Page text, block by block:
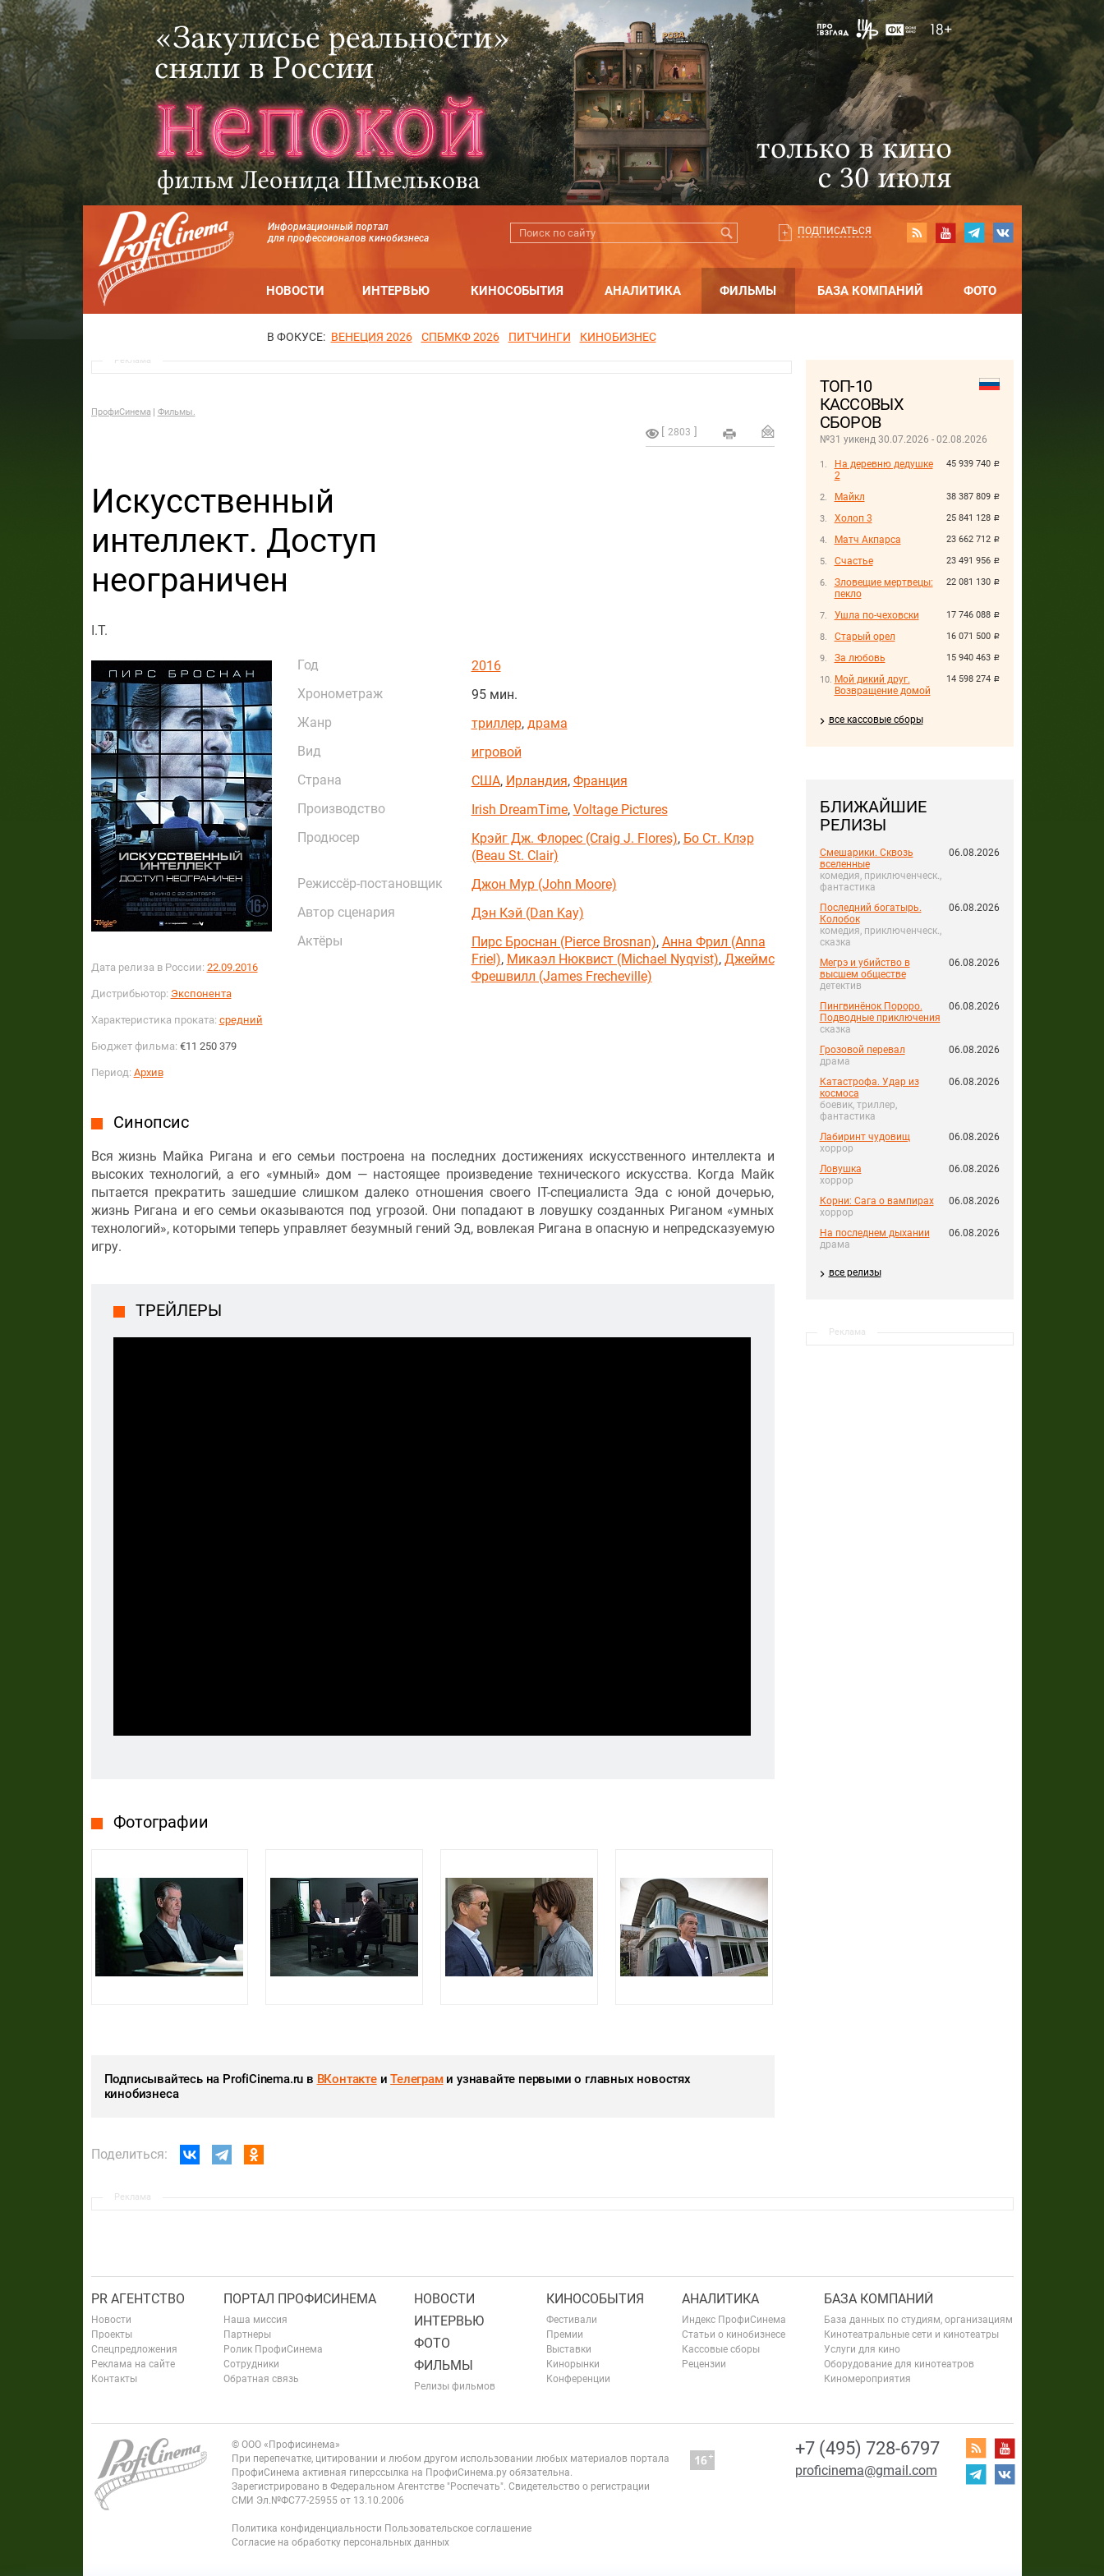
Информационный портал
для профессионалов кинобизнеса
ПОДПИСАТЬСЯ
НОВОСТИ ИНТЕРВЬЮ КИНОСОБЫТИЯ АНАЛИТИКА ФИЛЬМЫ БАЗА КОМПАНИЙ ФОТО
В ФОКУСЕ: ВЕНЕЦИЯ 2026 СПБМКФ 2026 ПИТЧИНГИ КИНОБИЗНЕС
ТОП-10
КАССОВЫХ
СБОРОВ
№31 уикенд 30.07.2026 - 02.08.2026
45 939 740 руб.
На деревню дедушке
2
38 387 809 руб.
Майкл
25 841 128 руб.
Холоп 3
23 662 712 руб.
Матч Акпарса
23 491 956 руб.
Счастье
22 081 130 руб.
Зловещие мертвецы:
пекло
17 746 088 руб.
Ушла по-чеховски
16 071 500 руб.
Старый орел
15 940 463 руб.
За любовь
14 598 274 руб.
Мой дикий друг.
Возвращение домой
все кассовые сборы
БЛИЖАЙШИЕ
РЕЛИЗЫ
Смешарики. Сквозь
вселенные
комедия, приключенческ.,
фантастика
06.08.2026
Последний богатырь.
Колобок
комедия, приключенческ.,
сказка
06.08.2026
Мегрэ и убийство в
высшем обществе
детектив
06.08.2026
Пингвинёнок Пороро.
Подводные приключения
сказка
06.08.2026
Грозовой перевал
драма
06.08.2026
Катастрофа. Удар из
космоса
боевик, триллер,
фантастика
06.08.2026
Лабиринт чудовищ
хоррор
06.08.2026
Ловушка
хоррор
06.08.2026
Корни: Сага о вампирах
хоррор
06.08.2026
На последнем дыхании
драма
06.08.2026
все релизы
Реклама
Реклама
ПрофиСинема Фильмы.
2803
Искусственный
интеллект. Доступ
неограничен
I.T.
Дата релиза в России: 22.09.2016
Дистрибьютор: Экспонента
Характеристика проката: средний
Бюджет фильма: €11 250 379
Период: Архив
Год
2016
Хронометраж
95 мин.
Жанр
триллер, драма
Вид
игровой
Страна
США, Ирландия, Франция
Производство
Irish DreamTime, Voltage Pictures
Продюсер
Крэйг Дж. Флорес (Craig J. Flores), Бо Ст. Клэр
(Beau St. Clair)
Режиссёр-постановщик
Джон Мур (John Moore)
Автор сценария
Дэн Кэй (Dan Kay)
Актёры
Пирс Броснан (Pierce Brosnan), Анна Фрил (Anna
Friel), Микаэл Нюквист (Michael Nyqvist), Джеймс
Фрешвилл (James Frecheville)
Синопсис
Вся жизнь Майка Ригана и его семьи построена на последних достижениях искусственного интеллекта и
высоких технологий, а его «умный» дом — настоящее произведение технического искусства. Когда Майк
пытается прекратить зашедшие слишком далеко отношения своего IT-специалиста Эда с юной дочерью,
жизнь Ригана и его семьи оказываются под угрозой. Они попадают в ловушку созданных Риганом «умных
технологий», которыми теперь управляет безумный гений Эд, вовлекая Ригана в опасную и непредсказуемую
игру.
ТРЕЙЛЕРЫ
Фотографии
Подписывайтесь на ProfiCinema.ru в ВКонтактеиТелеграми узнавайте первыми о главных новостях
кинобизнеса
Поделиться:
Реклама
PR АГЕНТСТВО
Новости
Проекты
Спецпредложения
Реклама на сайте
Контакты
ПОРТАЛ ПРОФИСИНЕМА
Наша миссия
Партнеры
Ролик ПрофиСинема
Сотрудники
Обратная связь
НОВОСТИ
ИНТЕРВЬЮ
ФОТО
ФИЛЬМЫ
Релизы фильмов
КИНОСОБЫТИЯ
Фестивали
Премии
Выставки
Кинорынки
Конференции
АНАЛИТИКА
Индекс ПрофиСинема
Статьи о кинобизнесе
Кассовые сборы
Рецензии
БАЗА КОМПАНИЙ
База данных по студиям, организациям
Кинотеатральные сети и кинотеатры
Услуги для кино
Оборудование для кинотеатров
Киномероприятия
+7 (495) 728-6797
proficinema@gmail.com
© ООО «Профисинема»
При перепечатке, цитировании и любом другом использовании любых материалов портала
ПрофиСинема активная гиперссылка на ПрофиСинема.ру обязательна.
Зарегистрировано в Федеральном Агентстве "Роспечать". Свидетельство о регистрации
СМИ Эл.№ФС77-25955 от 13.10.2006
Политика конфиденциальности Пользовательское соглашение
Согласие на обработку персональных данных